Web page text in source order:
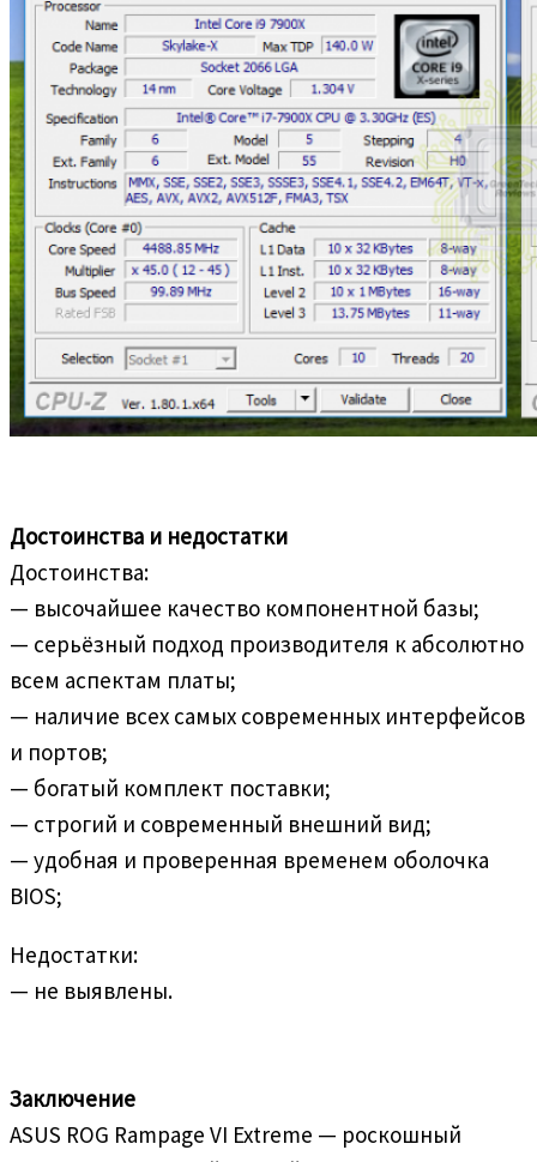
Достоинства и недостатки
Достоинства:
— высочайшее качество компонентной базы;
— серьёзный подход производителя к абсолютно
всем аспектам платы;
— наличие всех самых современных интерфейсов
и портов;
— богатый комплект поставки;
— строгий и современный внешний вид;
— удобная и проверенная временем оболочка
BIOS;
Недостатки:
— не выявлены.
Заключение
ASUS ROG Rampage VI Extreme — роскошный